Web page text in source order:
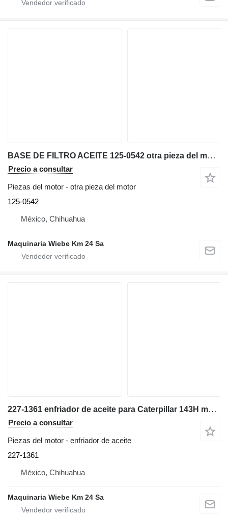
BASE DE FILTRO ACEITE 125-0542 otra pieza del motor para Caterpillar 12H motoniveladora
Precio a consultar
Piezas del motor - otra pieza del motor
125-0542
México, Chihuahua
Maquinaria Wiebe Km 24 Sa
227-1361 enfriador de aceite para Caterpillar 143H motoniveladora
Precio a consultar
Piezas del motor - enfriador de aceite
227-1361
México, Chihuahua
Maquinaria Wiebe Km 24 Sa